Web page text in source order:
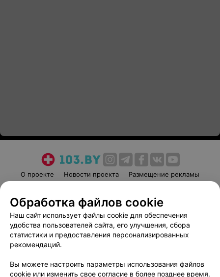
О проекте Новости проекта
Размещение рекламы
Пользовательское соглашение
Способы оплаты
Вакансии
Партнеры
Написать руководителю 103.by
Обработка персональных данных
Обработка файлов cookie
Наш сайт использует файлы cookie для обеспечения
удобства пользователей сайта, его улучшения, сбора
статистики и предоставления персонализированных
рекомендаций.
Вы можете настроить параметры использования файлов
cookie или изменить свое согласие в более позднее время.